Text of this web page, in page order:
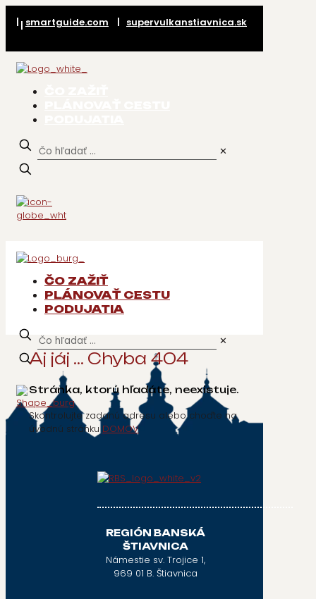
| smartguide.com | supervulkanstiavnica.sk
|
✕
ČO ZAŽIŤ
PLÁNOVAŤ CESTU
PODUJATIA
✕
Aj jáj ... Chyba 404
Stránka, ktorú hľadáte, neexistuje.
Skontrolujte zadanú adresu alebo choďte na
úvodnú stránku DOMOV
REGIÓN BANSKÁ
ŠTIAVNICA
Námestie sv. Trojice 1,
969 01 B. Štiavnica